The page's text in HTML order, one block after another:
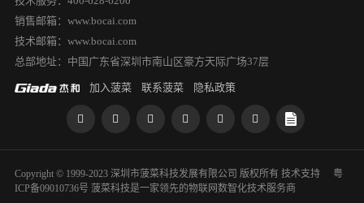
销售邮箱：www.bocai.com
技术邮箱：www.bocai.com
总部地址：中国广东省深圳市南山区豪方天际广场37层
加入菠菜 联系菠菜 隐私政策
Copyright © 1999-2023 深圳市菠菜科技发展有限公司 版权所有 技术支持
粤
ICP备09010736号 菠菜科技是一家领先的物联网数智化技术服务商